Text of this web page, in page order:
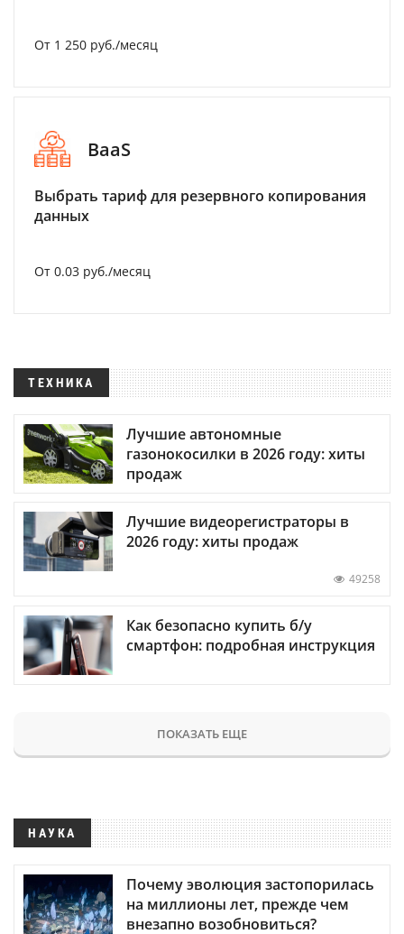
От 1 250 руб./месяц
BaaS
Выбрать тариф для резервного копирования
данных
От 0.03 руб./месяц
ТЕХНИКА
Лучшие автономные
газонокосилки в 2026 году: хиты
продаж
Лучшие видеорегистраторы в
2026 году: хиты продаж
49258
Как безопасно купить б/у
смартфон: подробная инструкция
ПОКАЗАТЬ ЕЩЕ
НАУКА
Почему эволюция застопорилась
на миллионы лет, прежде чем
внезапно возобновиться?